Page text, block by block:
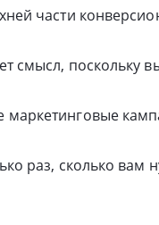
части
смысл, поскольку
маркетинговые
раз, сколько вам